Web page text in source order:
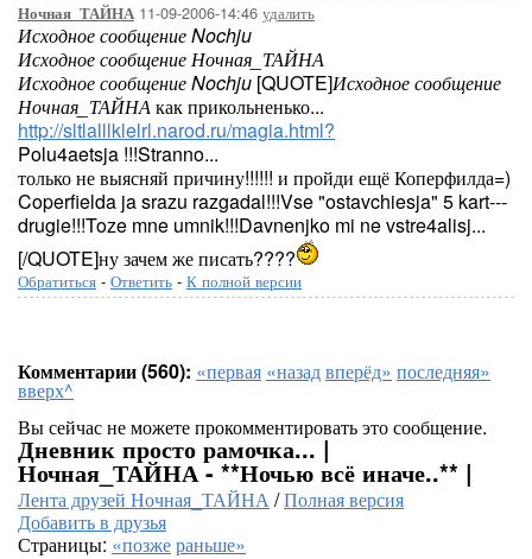
Ночная_ТАЙНА 11-09-2006-14:46 удалить
Исходное сообщение Nochju
Исходное сообщение Ночная_ТАЙНА
Исходное сообщение Nochju [QUOTE]Исходное сообщение
Ночная_ТАЙНАкак прикольненько...
http://sltlalllklelrl.narod.ru/magia.html?
Polu4aetsja !!!Stranno...
только не выясняй причину!!!!!! и пройди ещё Коперфилда=)
Coperfielda ja srazu razgadal!!!Vse "ostavchiesja" 5 kart---
drugie!!!Toze mne umnik!!!Davnenjko mi ne vstre4alisj...
[/QUOTE]ну зачем же писать????
Обратиться - Ответить - К полной версии
Комментарии (560): «первая «назадвперёд» последняя»
вверх^
Вы сейчас не можете прокомментировать это сообщение.
Дневник просто рамочка... |
Ночная_ТАЙНА - **Ночью всё иначе..** |
Лента друзей Ночная_ТАЙНА/Полная версия
Добавить в друзья
Страницы: «позжераньше»